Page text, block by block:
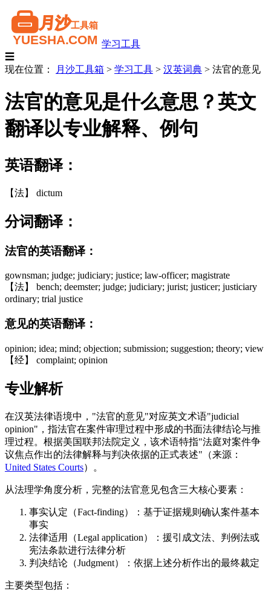
学习工具
☰
现在位置：
月沙工具箱 > 学习工具 > 汉英词典 > 法官的意见
法官的意见是什么意思？英文
翻译以专业解释、例句
英语翻译：
【法】 dictum
分词翻译：
法官的英语翻译：
gownsman; judge; judiciary; justice; law-officer; magistrate
【法】 bench; deemster; judge; judiciary; jurist; justicer; justiciary
ordinary; trial justice
意见的英语翻译：
opinion; idea; mind; objection; submission; suggestion; theory; view
【经】 complaint; opinion
专业解析
在汉英法律语境中，"法官的意见"对应英文术语"judicial
opinion"，指法官在案件审理过程中形成的书面法律结论与推
理过程。根据美国联邦法院定义，该术语特指"法庭对案件争
议焦点作出的法律解释与判决依据的正式表述"（来源：
United States Courts）。
从法理学角度分析，完整的法官意见包含三大核心要素：
事实认定（Fact-finding）：基于证据规则确认案件基本
事实
法律适用（Legal application）：援引成文法、判例法或
宪法条款进行法律分析
判决结论（Judgment）：依据上述分析作出的最终裁定
主要类型包括：